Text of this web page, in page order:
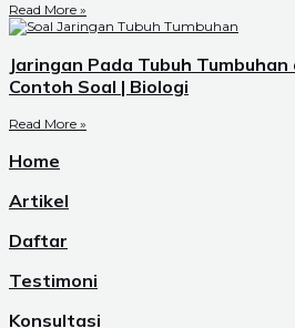
Read More »
Jaringan Pada Tubuh
Contoh Soal | Biologi
Read More »
Home
Artikel
Daftar
Testimoni
Konsultasi